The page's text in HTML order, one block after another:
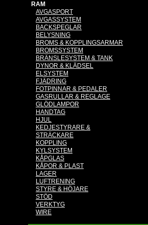
RAM
AVGASPORT
AVGASSYSTEM
BACKSPEGLAR
BELYSNING
BROMS & KOPPLINGSARMAR
BROMSSYSTEM
BRÄNSLESYSTEM & TANK
DYNOR & KLÄDSEL
ELSYSTEM
FJÄDRING
FOTPINNAR & PEDALER
GASRULLAR & REGLAGE
GLÖDLAMPOR
HANDTAG
HJUL
KEDJESTYRARE &
STRÄCKARE
KOPPLING
KYLSYSTEM
KÅPGLAS
KÅPOR & PLAST
LAGER
LUFTRENING
STYRE & HÖJARE
STÖD
VERKTYG
WIRE